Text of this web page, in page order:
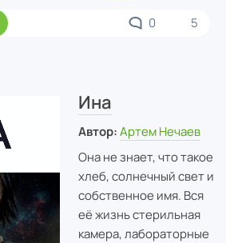
0 5
Ина
Автор: Артем Нечаев
Она не знает, что такое
хлеб, солнечный свет и
собственное имя. Вся
её жизнь стерильная
камера, лабораторные